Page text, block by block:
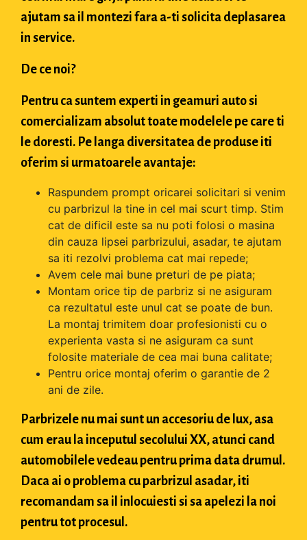
ajutam sa il montezi fara a-ti solicita deplasarea
in service.
De ce noi?
Pentru ca suntem experti in geamuri auto si
comercializam absolut toate modelele pe care ti
le doresti. Pe langa diversitatea de produse iti
oferim si urmatoarele avantaje:
Raspundem prompt oricarei solicitari si venim
cu parbrizul la tine in cel mai scurt timp. Stim
cat de dificil este sa nu poti folosi o masina
din cauza lipsei parbrizului, asadar, te ajutam
sa iti rezolvi problema cat mai repede;
Avem cele mai bune preturi de pe piata;
Montam orice tip de parbriz si ne asiguram
ca rezultatul este unul cat se poate de bun.
La montaj trimitem doar profesionisti cu o
experienta vasta si ne asiguram ca sunt
folosite materiale de cea mai buna calitate;
Pentru orice montaj oferim o garantie de 2
ani de zile.
Parbrizele nu mai sunt un accesoriu de lux, asa
cum erau la inceputul secolului XX, atunci cand
automobilele vedeau pentru prima data drumul.
Daca ai o problema cu parbrizul asadar, iti
recomandam sa il inlocuiesti si sa apelezi la noi
pentru tot procesul.